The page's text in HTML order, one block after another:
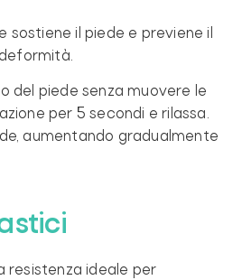
il piede e previene il
del piede senza muovere le
per 5 secondi e rilassa.
aumentando gradualmente
resistenza ideale per